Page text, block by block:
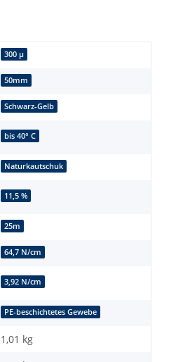
300 µ
50mm
Schwarz-Gelb
bis 40° C
Naturkautschuk
11,5 %
25m
64,7 N/cm
3,92 N/cm
PE-beschichtetes Gewebe
1,01 kg